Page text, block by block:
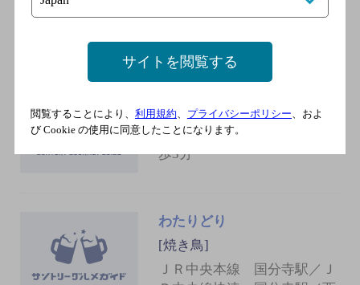
歩2分／西武多摩湖線 国分寺
居酒屋 くいしん坊 国分寺店
[鍋料理]
ＪＲ中央線 国分寺駅 南口 徒
歩3分
わたりどり
[焼き鳥]
ＪＲ中央本線 国分寺駅／Ｊ
サイトを閲覧する
閲覧することにより、 利用規約 プライバシーポリシー 、およ
び Cookie の使用に同意したことになります。